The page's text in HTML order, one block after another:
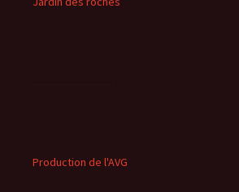
Production de l'AVG